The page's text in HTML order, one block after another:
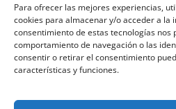
Para ofrecer las mejores experiencias,
cookies para almacenar y/o acceder a la
consentimiento de estas tecnologías
comportamiento de navegación o las
consentir o retirar el consentimiento
características y funciones.